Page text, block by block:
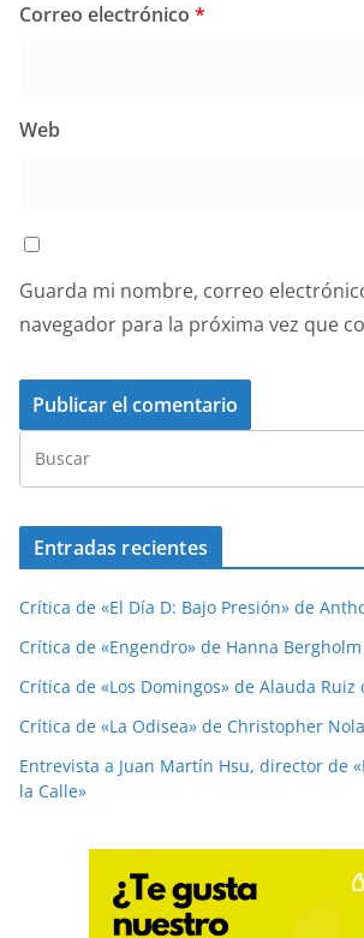
Correo electrónico *
Web
Guarda mi nombre, correo
navegador para la próxima vez que
Entradas recientes
Crítica de «El Día D: Bajo Presión» de
Crítica de «Engendro» de Hanna Bergholm
Crítica de «Los Domingos» de Alauda Ruiz
Crítica de «La Odisea» de Christopher
Entrevista a Juan Martín Hsu, director de
la Calle»